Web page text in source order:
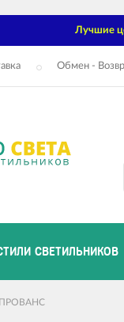
Лучшие
Обмен -
СВЕТИЛЬНИКОВ
ПРОВАНС